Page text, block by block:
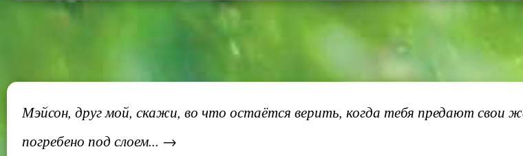
Мэйсон, друг мой, скажи, во что остаётся верить, когда тебя предают свои
погребено под слоем... →